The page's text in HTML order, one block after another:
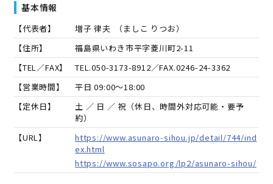
基本情報
【代表者】 増子 律夫 （ましこ りつお）
【住所】
福島県いわき市平字菱川町2-11
【TEL／FAX】
TEL.050-3173-8912／FAX.0246-24-3362
【営業時間】
平日 09:00～18:00
【定休日】
土 ／ 日 ／ 祝（休日、時間外対応可能・要予
約）
【URL】
https://www.asunaro-sihou.jp/detail/744/ind
ex.html
https://www.sosapo.org/lp2/asunaro-sihou/